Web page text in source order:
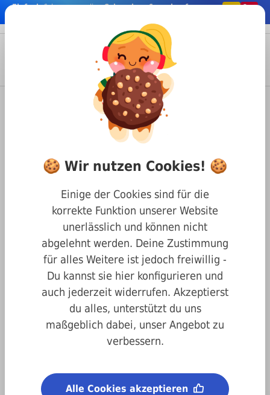
springen
Einfach& bequem onlineSchrauben & co. kaufen
Anmelden
Befestigungstechnik
Schrauben
Innensechskant Schrauben
DIN 7991 Senkkopf mit Innensechskant
Senkkopf mit Innensechskant
DIN 7991 10.9 stahl blank M10
1007991100018
🍪 Wir nutzen Cookies! 🍪
Einige der Cookies sind für die
korrekte Funktion unserer Website
unerlässlich und können nicht
abgelehnt werden. Deine Zustimmung
für alles Weitere ist jedoch freiwillig -
Du kannst sie hier konfigurieren und
auch jederzeit widerrufen. Akzeptierst
du alles, unterstützt du uns
maßgeblich dabei, unser Angebot zu
verbessern.
Alle Cookies akzeptieren